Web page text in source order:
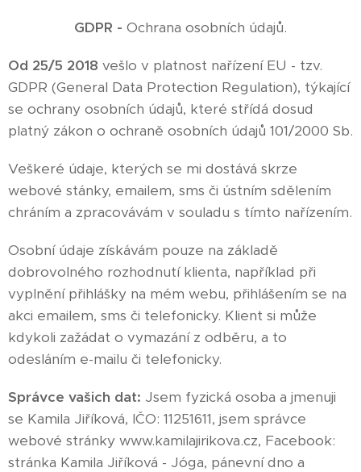
GDPR - Ochrana osobních údajů.
Od 25/5 2018 vešlo v platnost nařízení EU - tzv.
GDPR (General Data Protection Regulation), týkající
se ochrany osobních údajů, které střídá dosud
platný zákon o ochraně osobních údajů 101/2000 Sb.
Veškeré údaje, kterých se mi dostává skrze
webové stánky, emailem, sms či ústním sdělením
chráním a zpracovávám v souladu s tímto nařízením.
Osobní údaje získávám pouze na základě
dobrovolného rozhodnutí klienta, například při
vyplnění přihlášky na mém webu, přihlášením se na
akci emailem, sms či telefonicky. Klient si může
kdykoli zažádat o vymazání z odběru, a to
odesláním e-mailu či telefonicky.
Správce vašich dat: Jsem fyzická osoba a jmenuji
se Kamila Jiříková, IČO: 11251611, jsem správce
webové stránky www.kamilajirikova.cz, Facebook:
stránka Kamila Jiříková - Jóga, pánevní dno a